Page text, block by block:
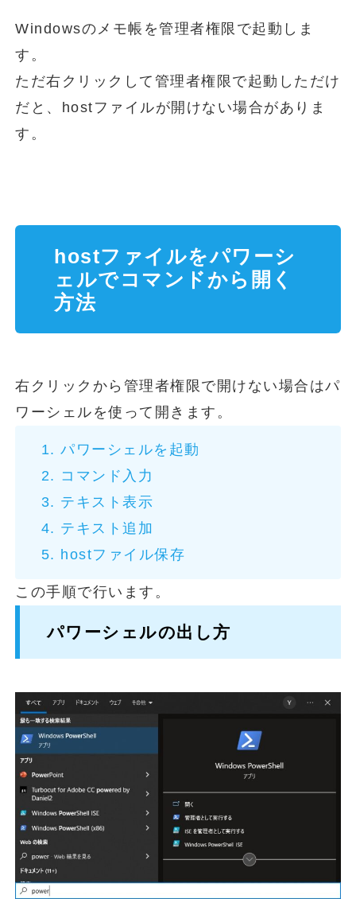
Windowsのメモ帳を管理者権限で起動しま
す。
ただ右クリックして管理者権限で起動しただけ
だと、hostファイルが開けない場合がありま
す。
hostファイルをパワーシ
ェルでコマンドから開く
方法
右クリックから管理者権限で開けない場合はパ
ワーシェルを使って開きます。
パワーシェルを起動
コマンド入力
テキスト表示
テキスト追加
hostファイル保存
この手順で行います。
パワーシェルの出し方